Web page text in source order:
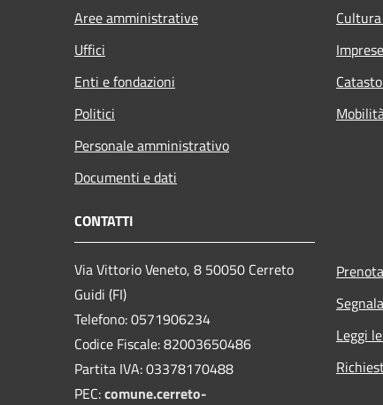
Aree amministrative
Uffici
Enti e fondazioni
Politici
Personale amministrativo
Documenti e dati
CONTATTI
Via Vittorio Veneto, 8 50050 Cerreto
Guidi (FI)
Telefono: 0571906234
Codice Fiscale: 82003650486
Partita IVA: 03378170488
PEC:comune.cerreto-
Leggi